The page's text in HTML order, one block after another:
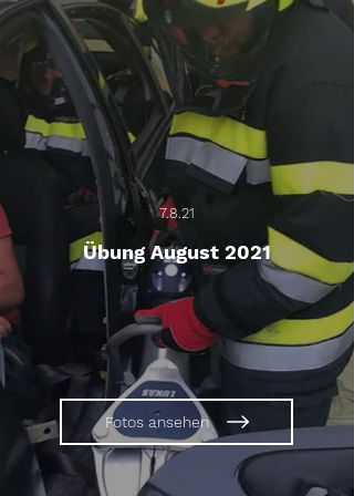
Übung August 2021
7.8.21
Fotos ansehen